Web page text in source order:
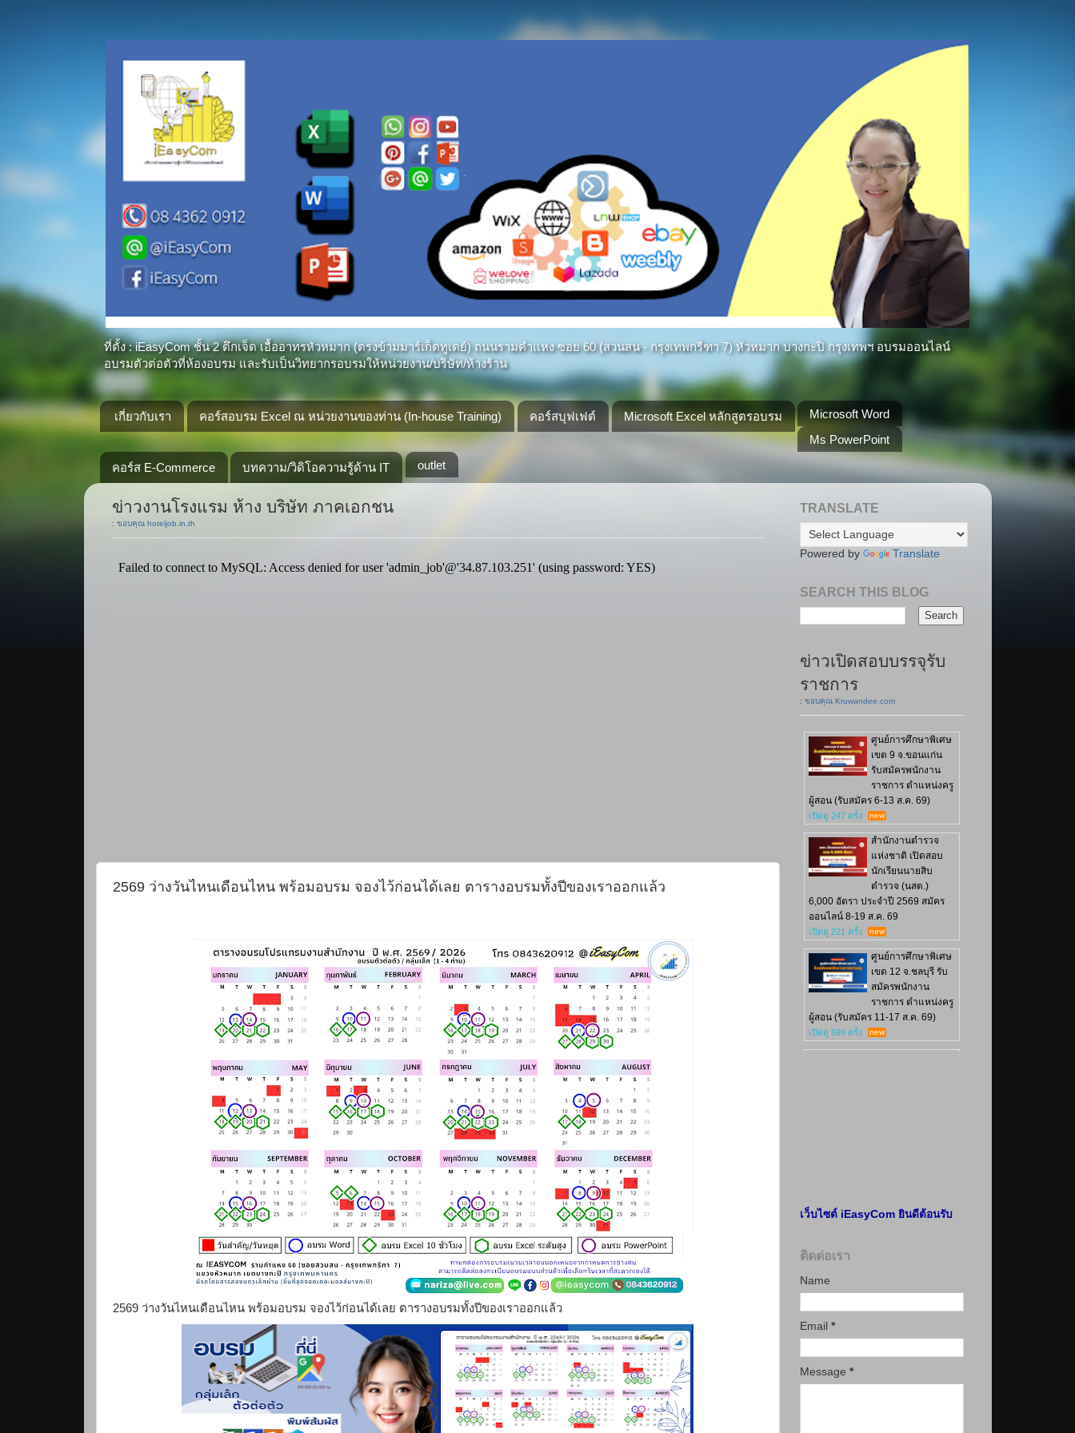
ที่ตั้ง : iEasyCom ชั้น 2 ตึกเจ็ด เอื้ออาทรหัวหมาก (ตรงข้ามมาร์เก็ตทูเดย์) ถนนรามคำแหง ซอย 60 (สวนสน - กรุงเทพกรีฑา 7) หัวหมาก บางกะปิ กรุงเทพฯ อบรมออนไลน์
อบรมตัวต่อตัวที่ห้องอบรม และรับเป็นวิทยากรอบรมให้หน่วยงาน/บริษัท/ห้างร้าน
เกี่ยวกับเรา คอร์สอบรม Excel ณ หน่วยงานของท่าน (In-house Training) คอร์สบุฟเฟต์ Microsoft Excel หลักสูตรอบรม
Microsoft Word
Ms PowerPoint
คอร์ส E-Commerce บทความ/วิดิโอความรู้ด้าน IT outlet
ข่าวงานโรงแรม ห้าง บริษัท ภาคเอกชน
: ขอบคุณ hoteljob.in.th
2569 ว่างวันไหนเดือนไหน พร้อมอบรม จองไว้ก่อนได้เลย ตารางอบรมทั้งปีของเราออกแล้ว
2569 ว่างวันไหนเดือนไหน พร้อมอบรม จองไว้ก่อนได้เลย ตารางอบรมทั้งปีของเราออกแล้ว
TRANSLATE
Powered by Translate
SEARCH THIS BLOG
ข่าวเปิดสอบบรรจุรับ
ราชการ
: ขอบคุณ Kruwandee.com
เว็บไซต์ iEasyCom ยินดีต้อนรับ
ติดต่อเรา
Name
Email *
Message *